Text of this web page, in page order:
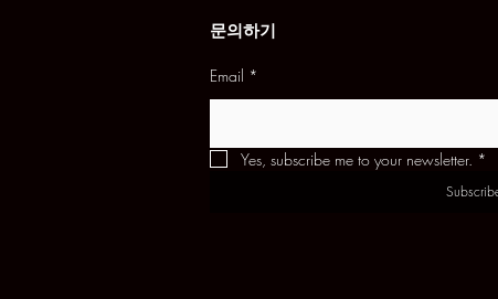
문의하기
Email *
Yes, subscribe me to your newsletter. *